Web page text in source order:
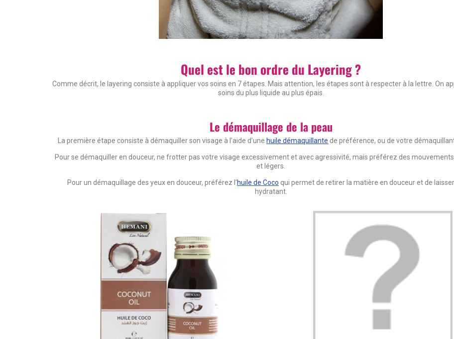
Quel est le bon ordre du Layering ?
Comme décrit, le layering consiste à appliquer vos soins en 7 étapes. Mais attention, les étapes sont à respecter à la lettre. On
soins du plus liquide au plus épais.
Le démaquillage de la peau
La première étape consiste à démaquiller son visage à l’aide d’une huile démaquillante de préférence, ou de votre
Pour se démaquiller en douceur, ne frotter pas votre visage excessivement et avec agressivité, mais préférez des
et légers.
Pour un démaquillage des yeux en douceur, préférez l’huile de Coco qui permet de retirer la matière en douceur et de
hydratant.